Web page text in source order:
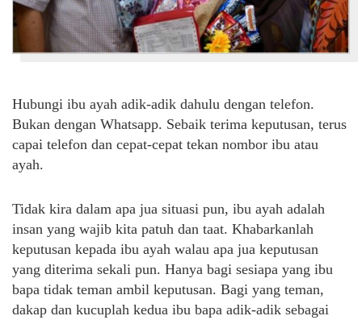
Hubungi ibu ayah adik-adik dahulu dengan telefon.
Bukan dengan Whatsapp. Sebaik terima keputusan, terus
capai telefon dan cepat-cepat tekan nombor ibu atau
ayah.
Tidak kira dalam apa jua situasi pun, ibu ayah adalah
insan yang wajib kita patuh dan taat. Khabarkanlah
keputusan kepada ibu ayah walau apa jua keputusan
yang diterima sekali pun. Hanya bagi sesiapa yang ibu
bapa tidak teman ambil keputusan. Bagi yang teman,
dakap dan kucuplah kedua ibu bapa adik-adik sebagai